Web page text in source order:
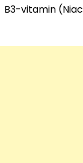
B3-vitamin